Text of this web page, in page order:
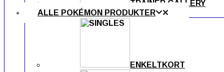
TRAINER GALLERY
ALLE POKÉMON PRODUKTER
ENKELTKORT